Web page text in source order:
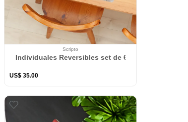
41*27 cm + 6 Portavasos Post Card
Scripto
Individuales Reversibles set de 6 rectangular
US$ 35.00